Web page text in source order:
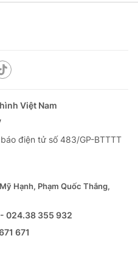
Việt Nam
điện tử số 483/GP-BTTTT
Hạnh, Phạm Quốc Thắng,
024.38 355 932
671